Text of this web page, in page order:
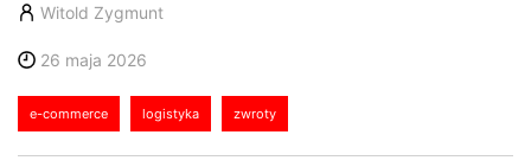
Witold Zygmunt
26 maja 2026
e-commerce logistyka zwroty